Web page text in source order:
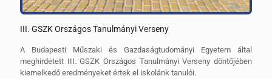
III. GSZK Országos Tanulmányi Verseny
A Budapesti Műszaki és Gazdaságtudományi Egyetem által
meghirdetett III. GSZK Országos Tanulmányi Verseny döntőjében
kiemelkedő eredményeket értek el iskolánk tanulói.